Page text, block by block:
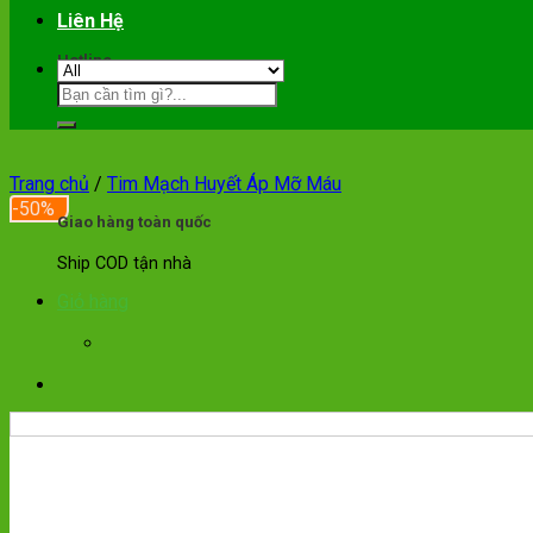
Hotline
0901.089.355
Giao hàng toàn quốc
Ship COD tận nhà
Giỏ hàng
Liên Hệ
Trang chủ / Tim Mạch Huyết Áp Mỡ Máu
-50%